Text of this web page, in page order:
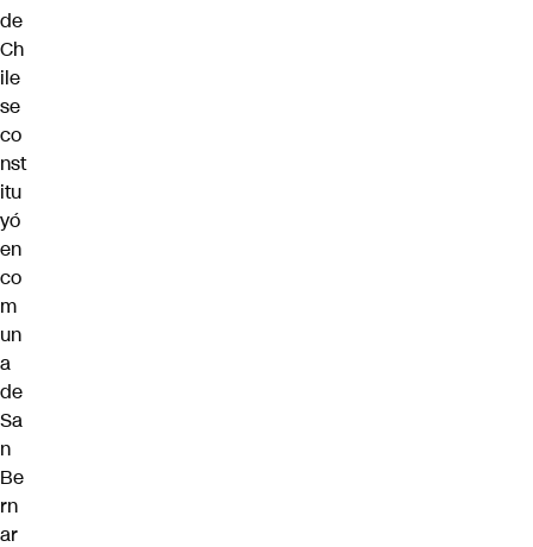
de
Ch
ile
se
co
nst
itu
yó
en
co
m
un
a
de
Sa
n
Be
rn
ar